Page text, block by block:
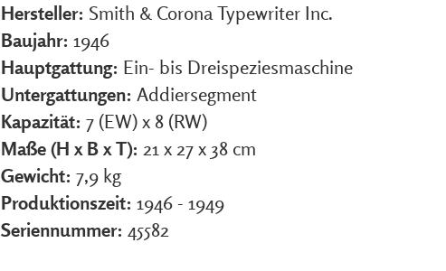
Hersteller: Smith & Corona Typewriter Inc.
Baujahr: 1946
Hauptgattung: Ein- bis Dreispeziesmaschine
Untergattungen: Addiersegment
Kapazität: 7 (EW) x 8 (RW)
Maße (H x B x T): 21 x 27 x 38 cm
Gewicht: 7,9 kg
Produktionszeit: 1946 - 1949
Seriennummer: 45582